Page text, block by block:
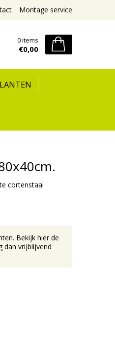
Montage service
0 items
€0,00
cortenstaal
Bekijk hier de
dan vrijblijvend